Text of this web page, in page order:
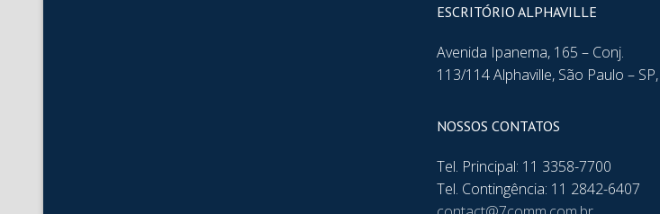
ESCRITÓRIO ALPHAVILLE
Avenida Ipanema, 165 – Conj.
113/114 Alphaville, São Paulo –
NOSSOS CONTATOS
Tel. Principal: 11 3358-7700
Tel. Contingência: 11 2842-6407